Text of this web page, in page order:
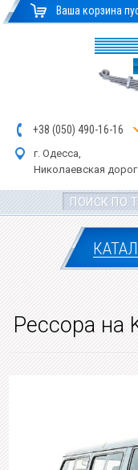
Ваша корзина
+38 (050) 490-16-16
г. Одесса,
Николаевская дор
Рессора на